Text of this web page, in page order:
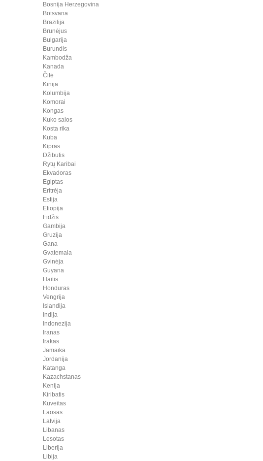
Bosnija Herzegovina
Botsvana
Brazilija
Brunėjus
Bulgarija
Burundis
Kambodža
Kanada
Čilė
Kinija
Kolumbija
Komorai
Kongas
Kuko salos
Kosta rika
Kuba
Kipras
Džibutis
Rytų Karibai
Ekvadoras
Egiptas
Eritrėja
Estija
Etiopija
Fidžis
Gambija
Gruzija
Gana
Gvatemala
Gvinėja
Guyana
Haitis
Honduras
Vengrija
Islandija
Indija
Indonezija
Iranas
Irakas
Jamaika
Jordanija
Katanga
Kazachstanas
Kenija
Kiribatis
Kuveitas
Laosas
Latvija
Libanas
Lesotas
Liberija
Libija